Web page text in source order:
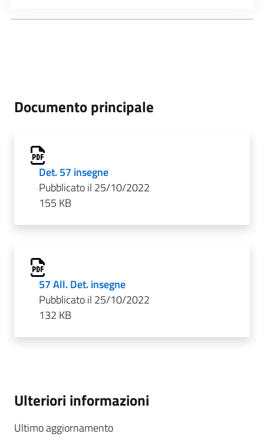
Documento principale
Det. 57 insegne
Pubblicato il 25/10/2022
155 KB
57 All. Det. insegne
Pubblicato il 25/10/2022
132 KB
Ulteriori informazioni
Ultimo aggiornamento